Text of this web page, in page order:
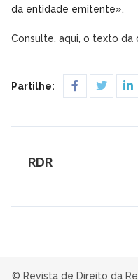
da entidade emitente».
Consulte, aqui, o texto da
Partilhe:
RDR
© Revista de Direito da